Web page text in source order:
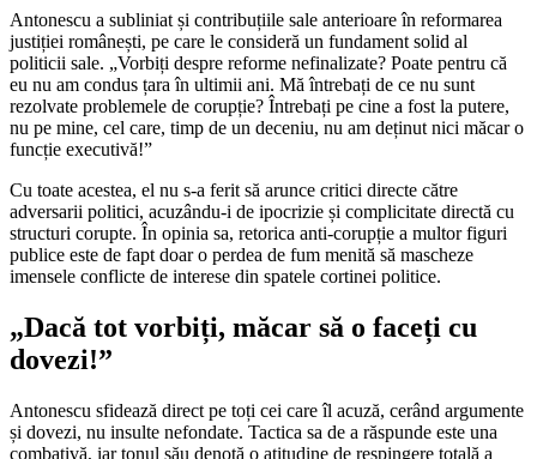
Antonescu a subliniat și contribuțiile sale anterioare în reformarea
justiției românești, pe care le consideră un fundament solid al
politicii sale. „Vorbiți despre reforme nefinalizate? Poate pentru că
eu nu am condus țara în ultimii ani. Mă întrebați de ce nu sunt
rezolvate problemele de corupție? Întrebați pe cine a fost la putere,
nu pe mine, cel care, timp de un deceniu, nu am deținut nici măcar o
funcție executivă!”
Cu toate acestea, el nu s-a ferit să arunce critici directe către
adversarii politici, acuzându-i de ipocrizie și complicitate directă cu
structuri corupte. În opinia sa, retorica anti-corupție a multor figuri
publice este de fapt doar o perdea de fum menită să mascheze
imensele conflicte de interese din spatele cortinei politice.
„Dacă tot vorbiți, măcar să o faceți cu
dovezi!”
Antonescu sfidează direct pe toți cei care îl acuză, cerând argumente
și dovezi, nu insulte nefondate. Tactica sa de a răspunde este una
combativă, iar tonul său denotă o atitudine de respingere totală a